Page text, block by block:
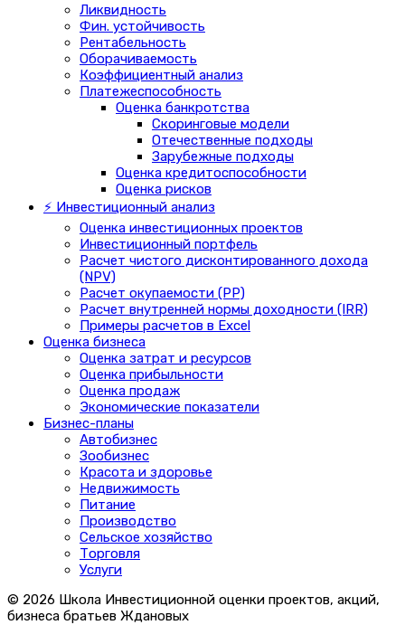
Ликвидность
Фин. устойчивость
Рентабельность
Оборачиваемость
Коэффициентный анализ
Платежеспособность
Оценка банкротства
Скоринговые модели
Отечественные подходы
Зарубежные подходы
Оценка кредитоспособности
Оценка рисков
⚡ Инвестиционный анализ
Оценка инвестиционных проектов
Инвестиционный портфель
Расчет чистого дисконтированного дохода
(NPV)
Расчет окупаемости (PP)
Расчет внутренней нормы доходности (IRR)
Примеры расчетов в Excel
Оценка бизнеса
Оценка затрат и ресурсов
Оценка прибыльности
Оценка продаж
Экономические показатели
Бизнес-планы
Автобизнес
Зообизнес
Красота и здоровье
Недвижимость
Питание
Производство
Сельское хозяйство
Торговля
Услуги
© 2026 Школа Инвестиционной оценки проектов, акций,
бизнеса братьев Ждановых